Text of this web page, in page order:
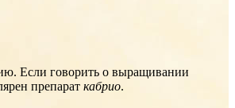
Если говорить о выращивании
препарат кабрио.